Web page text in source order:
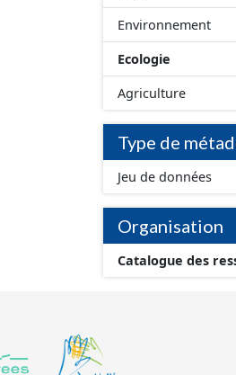
Environnement
Ecologie
Agriculture
Type de
Jeu de données
Organisation
Catalogue des